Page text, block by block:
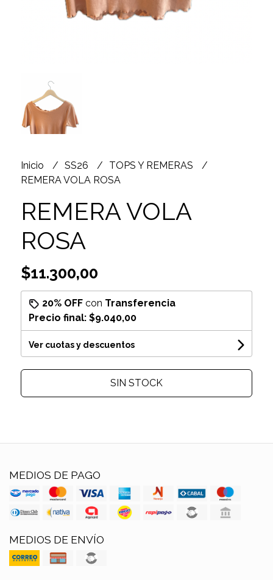
Inicio SS26
TOPS Y REMERAS
REMERA VOLA ROSA
REMERA VOLA
ROSA
$11.300,00
20% OFFcon Transferencia
Precio final: $9.040,00
Ver cuotas y descuentos
SIN STOCK
MEDIOS DE PAGO
MEDIOS DE ENVÍO